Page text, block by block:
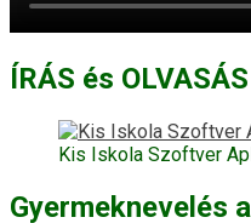
ÍRÁS és
Kis Iskola Szoftver
Gyermeknevelés